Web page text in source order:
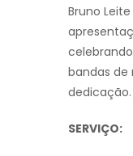
Bruno
bandas de
dedicação.
SERVIÇO: